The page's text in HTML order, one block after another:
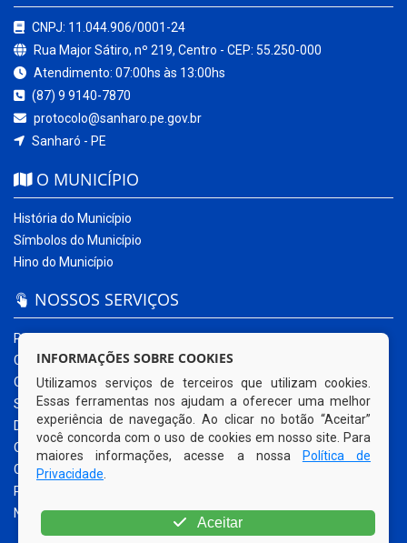
CNPJ: 11.044.906/0001-24
Rua Major Sátiro, nº 219, Centro - CEP: 55.250-000
Atendimento: 07:00hs às 13:00hs
(87) 9 9140-7870
protocolo@sanharo.pe.gov.br
Sanharó - PE
O MUNICÍPIO
História do Município
Símbolos do Município
Hino do Município
NOSSOS SERVIÇOS
Portal da Transparência
Carta de Serviços ao Usuário
Ouvidoria Municipal
Sistema Eletrônico – e-SIC
Diário Oficial
Quadro de Avisos
Contracheque Online
Portal do Contribuinte
Nota Fiscal Eletrônica
INFORMAÇÕES SOBRE COOKIES
Utilizamos serviços de terceiros que utilizam cookies.
Essas ferramentas nos ajudam a oferecer uma melhor
experiência de navegação. Ao clicar no botão “Aceitar”
você concorda com o uso de cookies em nosso site. Para
maiores informações, acesse a nossa
Política de
Privacidade
Aceitar